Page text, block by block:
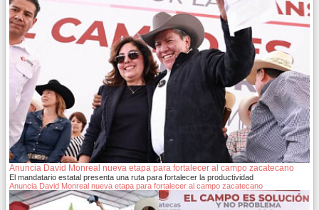
Anuncia David Monreal nueva etapa para fortalecer al campo zacatecano
El mandatario estatal presenta una ruta para fortalecer la productividad
Anuncia David Monreal nueva etapa para fortalecer al campo zacatecano